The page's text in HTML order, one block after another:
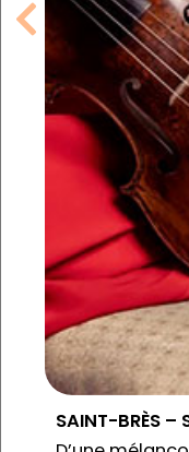
SAINT-BRÈS –